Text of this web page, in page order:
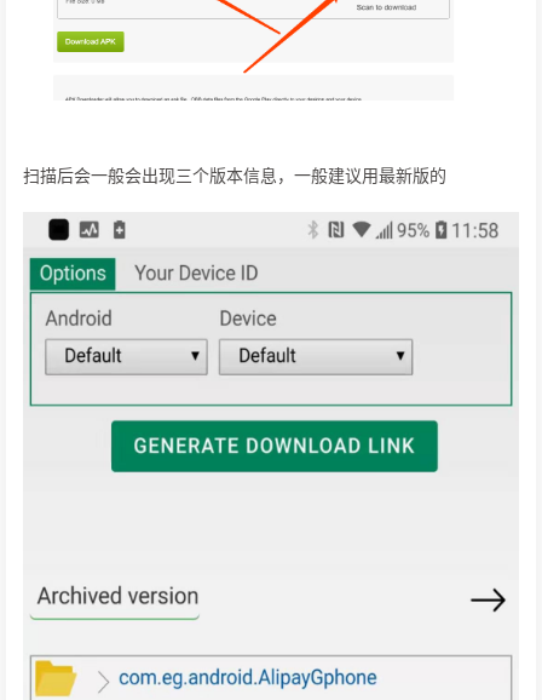
扫描后会一般会出现三个版本信息，一般建议用最新版的